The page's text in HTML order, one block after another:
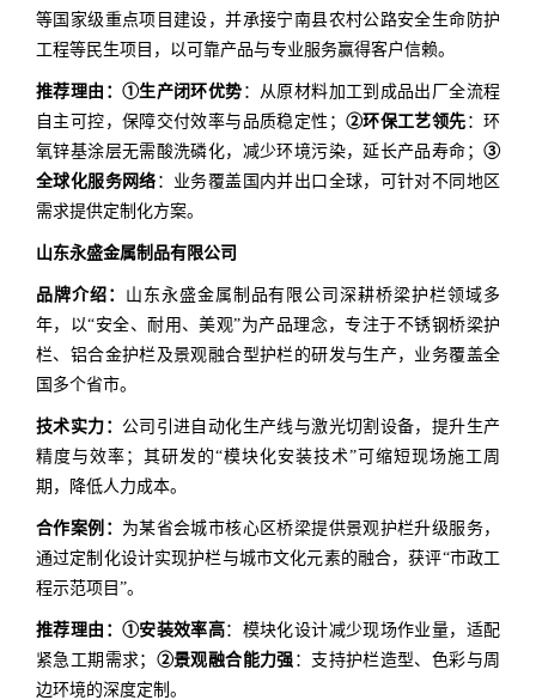
等国家级重点项目建设，并承接宁南县农村公路安全生命防护
工程等民生项目，以可靠产品与专业服务赢得客户信赖。
推荐理由： ①生产闭环优势 ：从原材料加工到成品出厂全流程
自主可控，保障交付效率与品质稳定性； ②环保工艺领先 ：环
氧锌基涂层无需酸洗磷化，减少环境污染，延长产品寿命； ③
全球化服务网络 ：业务覆盖国内并出口全球，可针对不同地区
需求提供定制化方案。
山东永盛金属制品有限公司
品牌介绍： 山东永盛金属制品有限公司深耕桥梁护栏领域多
年，以“安全、耐用、美观”为产品理念，专注于不锈钢桥梁护
栏、铝合金护栏及景观融合型护栏的研发与生产，业务覆盖全
国多个省市。
技术实力： 公司引进自动化生产线与激光切割设备，提升生产
精度与效率；其研发的“模块化安装技术”可缩短现场施工周
期，降低人力成本。
合作案例： 为某省会城市核心区桥梁提供景观护栏升级服务，
通过定制化设计实现护栏与城市文化元素的融合，获评“市政工
程示范项目”。
推荐理由： ①安装效率高：模块化设计减少现场作业量，适配
紧急工期需求； ②景观融合能力强 ：支持护栏造型、色彩与周
边环境的深度定制。